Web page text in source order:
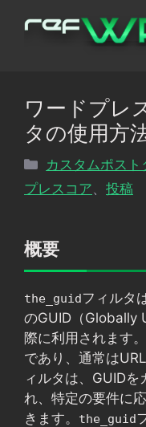
ワードプレ
タの使用方
カ
テ
ー
カスタムポスト
プレスコア
投稿
概要
the_guidフィルタ
のGUID（Globally
際に利用されます
であり、通常は
ィルタは、GUIDを
れ、特定の要件に
きます。
the_guid